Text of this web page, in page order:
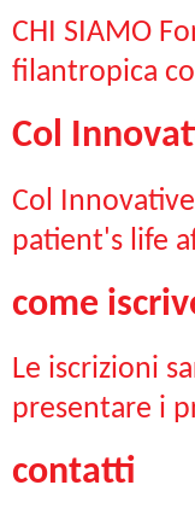
CHI SIAMO
filantropica
Col
Col
patient's life
come
Le iscrizioni
presentare i
contatti